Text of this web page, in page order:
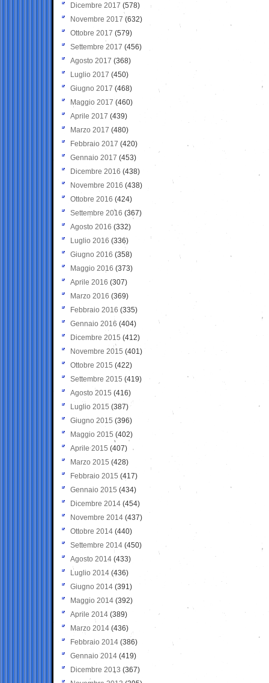
Dicembre 2017 (578)
Novembre 2017 (632)
Ottobre 2017 (579)
Settembre 2017 (456)
Agosto 2017 (368)
Luglio 2017 (450)
Giugno 2017 (468)
Maggio 2017 (460)
Aprile 2017 (439)
Marzo 2017 (480)
Febbraio 2017 (420)
Gennaio 2017 (453)
Dicembre 2016 (438)
Novembre 2016 (438)
Ottobre 2016 (424)
Settembre 2016 (367)
Agosto 2016 (332)
Luglio 2016 (336)
Giugno 2016 (358)
Maggio 2016 (373)
Aprile 2016 (307)
Marzo 2016 (369)
Febbraio 2016 (335)
Gennaio 2016 (404)
Dicembre 2015 (412)
Novembre 2015 (401)
Ottobre 2015 (422)
Settembre 2015 (419)
Agosto 2015 (416)
Luglio 2015 (387)
Giugno 2015 (396)
Maggio 2015 (402)
Aprile 2015 (407)
Marzo 2015 (428)
Febbraio 2015 (417)
Gennaio 2015 (434)
Dicembre 2014 (454)
Novembre 2014 (437)
Ottobre 2014 (440)
Settembre 2014 (450)
Agosto 2014 (433)
Luglio 2014 (436)
Giugno 2014 (391)
Maggio 2014 (392)
Aprile 2014 (389)
Marzo 2014 (436)
Febbraio 2014 (386)
Gennaio 2014 (419)
Dicembre 2013 (367)